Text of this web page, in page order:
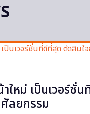
าใหม่ เป็นเวอร์ชั่
ลยกรรม